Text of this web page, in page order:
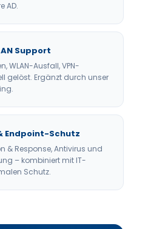
AD.
Support
WLAN-Ausfall, VPN-
gelöst. Ergänzt durch unser
Endpoint-Schutz
& Response, Antivirus und
– kombiniert mit IT-
Schutz.